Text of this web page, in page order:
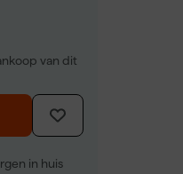
van dit
in huis